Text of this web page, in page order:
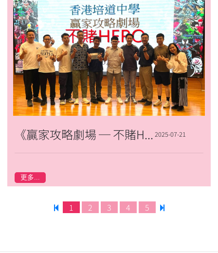
《贏家攻略劇場 ─ 不賭HERO》講座 2025-07-21
更多...
1 2 3 4 5